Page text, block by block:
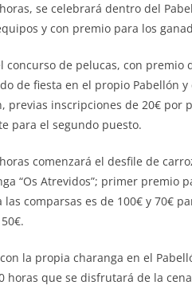
se celebrará dentro del
y con premio para los
concurso de pelucas, con
de fiesta en el propio Pabellón
previas inscripciones de 20€ por
para el segundo puesto.
comenzará el desfile de
“Os Atrevidos”; primer premio
comparsas es de 100€ y 70€
la propia charanga en el
horas que se disfrutará de la